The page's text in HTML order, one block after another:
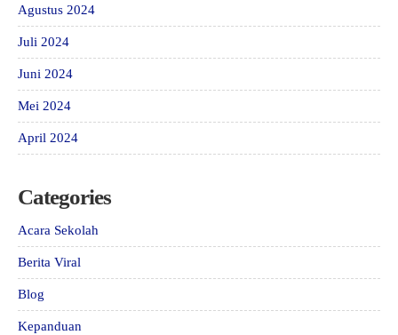
Agustus 2024
Juli 2024
Juni 2024
Mei 2024
April 2024
Categories
Acara Sekolah
Berita Viral
Blog
Kepanduan